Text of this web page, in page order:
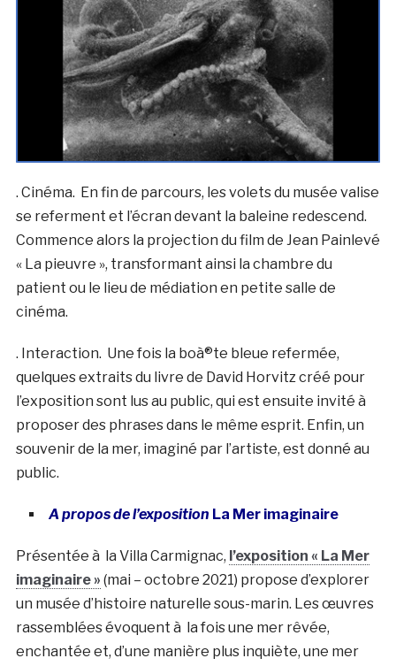
. Cinéma. En fin de parcours, les volets du musée valise
se referment et l’écran devant la baleine redescend.
Commence alors la projection du film de Jean Painlevé
« La pieuvre », transformant ainsi la chambre du
patient ou le lieu de médiation en petite salle de
cinéma.
. Interaction. Une fois la boà®te bleue refermée,
quelques extraits du livre de David Horvitz créé pour
l’exposition sont lus au public, qui est ensuite invité à
proposer des phrases dans le même esprit. Enfin, un
souvenir de la mer, imaginé par l’artiste, est donné au
public.
A propos de l’exposition La Mer imaginaire
Présentée à la Villa Carmignac, l’exposition « La Mer
imaginaire » (mai – octobre 2021) propose d’explorer
un musée d’histoire naturelle sous-marin. Les œuvres
rassemblées évoquent à la fois une mer rêvée,
enchantée et, d’une manière plus inquiète, une mer